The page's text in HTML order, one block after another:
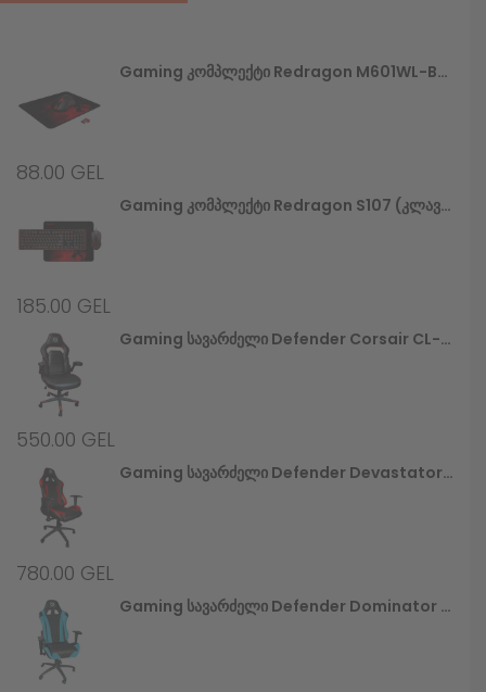
Gaming Კომპლექტი Redragon M601WL-BA (უსადენო Მაუსი+მაუსპადი)
88.00 GEL
Gaming Კომპლექტი Redragon S107 (კლავიატურა+მაუსი+მაუსპადი)
185.00 GEL
Gaming Სავარძელი Defender Corsair CL-361, Red/black,PU,50mm
550.00 GEL
Gaming Სავარძელი Defender Devastator CT-365, Red/black,PU,50mm
780.00 GEL
Gaming Სავარძელი Defender Dominator CM-362, Blue/black,PU,50mm